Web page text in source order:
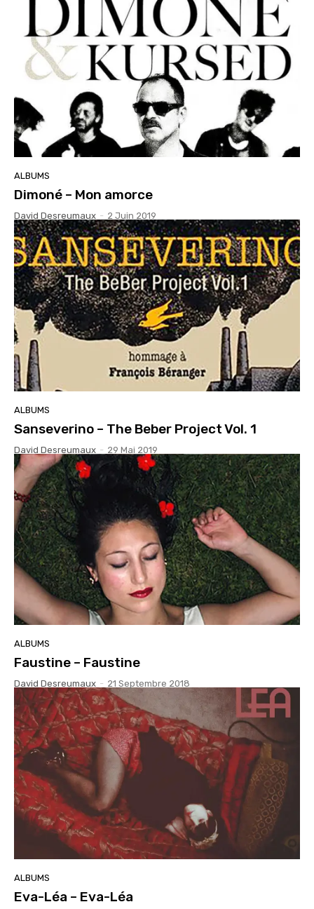
ALBUMS
Dimoné – Mon amorce
David Desreumaux - 2 Juin 2019
ALBUMS
Sanseverino – The Beber Project Vol. 1
David Desreumaux - 29 Mai 2019
ALBUMS
Faustine – Faustine
David Desreumaux - 21 Septembre 2018
ALBUMS
Eva-Léa – Eva-Léa